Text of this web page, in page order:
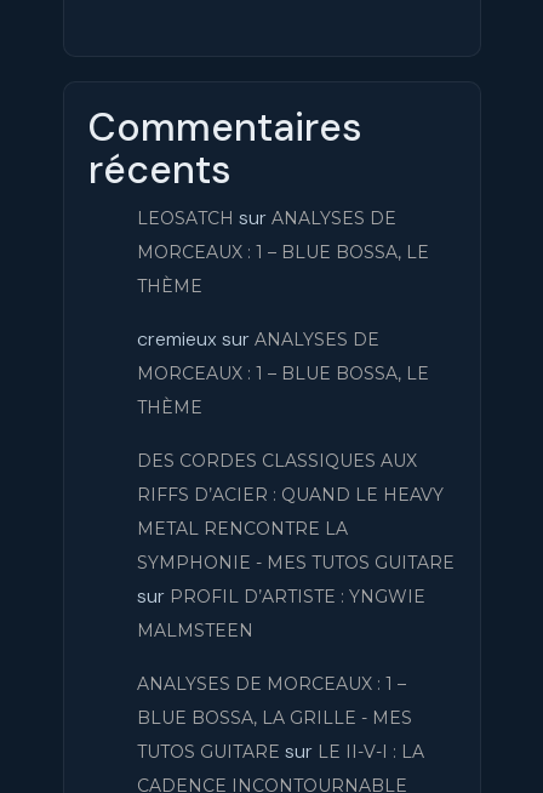
Commentaires
récents
LEOSATCH sur ANALYSES DE
MORCEAUX : 1 – BLUE BOSSA, LE
THÈME
cremieux sur ANALYSES DE
MORCEAUX : 1 – BLUE BOSSA, LE
THÈME
DES CORDES CLASSIQUES AUX
RIFFS D’ACIER : QUAND LE HEAVY
METAL RENCONTRE LA
SYMPHONIE - MES TUTOS GUITARE
sur PROFIL D’ARTISTE : YNGWIE
MALMSTEEN
ANALYSES DE MORCEAUX : 1 –
BLUE BOSSA, LA GRILLE - MES
TUTOS GUITARE sur LE II-V-I : LA
CADENCE INCONTOURNABLE